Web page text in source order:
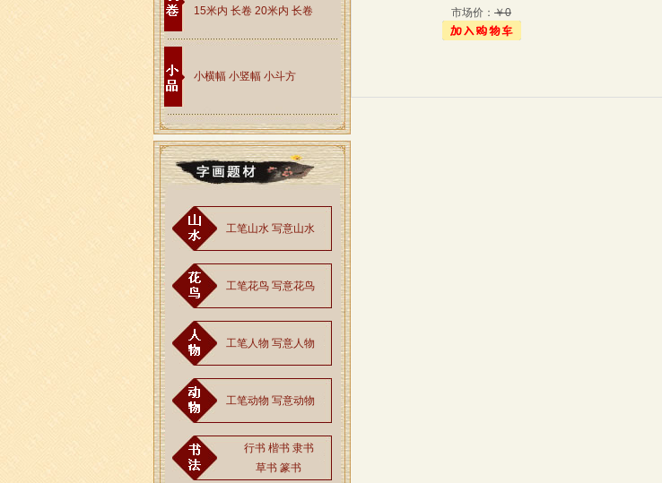
15米内 长卷 20米内 长卷
小横幅 小竖幅 小斗方
工笔山水 写意山水
工笔花鸟 写意花鸟
工笔人物 写意人物
工笔动物 写意动物
行书 楷书 隶书
草书 篆书
市场价： ￥0